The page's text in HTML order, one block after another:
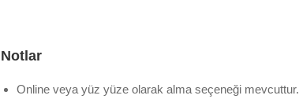
Notlar
Online veya yüz yüze olarak alma seçeneği mevcuttur.